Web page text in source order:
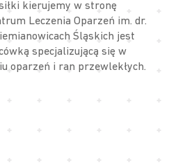
kierujemy w stronę
Leczenia Oparzeń im. dr.
Śląskich jest
specjalizującą się w
oparzeń i ran przewlekłych.